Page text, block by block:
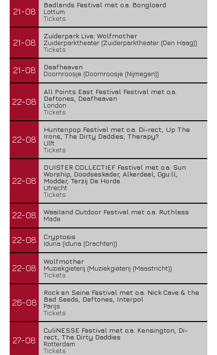
21-08
Badlands Festival met o.a. Bongloard
Lottum
Tickets
21-08
Zuiderpark Live: Wolfmother
Zuiderparktheater (Zuiderparktheater (Den Haag))
Tickets
21-08
Deafheaven
Doornroosje (Doornroosje (Nijmegen))
22-08
All Points East Festival Festival met o.a.
Deftones, Deafheaven
London
Tickets
22-08
Huntenpop Festival met o.a. Di-rect, Up The
Irons, The Dirty Daddies, Therapy?
Ulft
Tickets
22-08
DUISTER COLLECTIEF Festival met o.a. Sun
Worship, Doodseskader, Alkerdeel, Ggu:ll,
Modder, Terzij De Horde
Utrecht
Tickets
22-08
Waailand Outdoor Festival met o.a. Ruthless
Made
22-08
Cryptosis
Iduna (Iduna (Drachten))
22-08
Wolfmother
Muziekgieterij (Muziekgieterij (Maastricht))
Tickets
26-08
Rock en Seine Festival met o.a. Nick Cave & the
Bad Seeds, Deftones, Interpol
Parijs
Tickets
27-08
CuliNESSE Festival met o.a. Kensington, Di-
rect, The Dirty Daddies
Rotterdam
Tickets